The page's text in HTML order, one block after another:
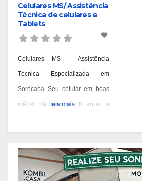
Celulares MS/ Assistência
Técnica de celulares e
Tablets
Celulares MS – Assistência
Técnica Especializada em
Sorocaba Seu celular em boas
mãos! Há mais de 8 anos, a
assistência técnica
especializada, atendimento
rápido e acessórios para manter
Leia mais...